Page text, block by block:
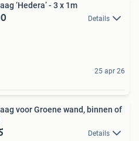
‘Hedera’ - 3 x 1m
Details
25 apr 26
voor Groene wand, binnen of
Details